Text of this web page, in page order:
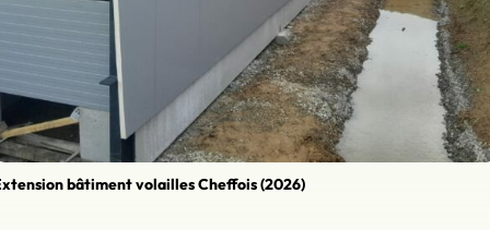
bâtiment volailles Cheffois (2026)